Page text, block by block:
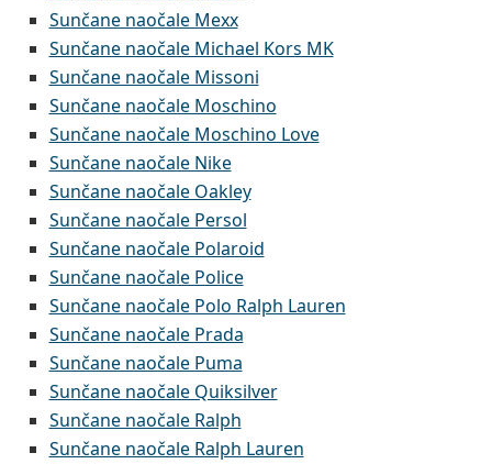
Sunčane naočale Mexx
Sunčane naočale Michael Kors MK
Sunčane naočale Missoni
Sunčane naočale Moschino
Sunčane naočale Moschino Love
Sunčane naočale Nike
Sunčane naočale Oakley
Sunčane naočale Persol
Sunčane naočale Polaroid
Sunčane naočale Police
Sunčane naočale Polo Ralph Lauren
Sunčane naočale Prada
Sunčane naočale Puma
Sunčane naočale Quiksilver
Sunčane naočale Ralph
Sunčane naočale Ralph Lauren